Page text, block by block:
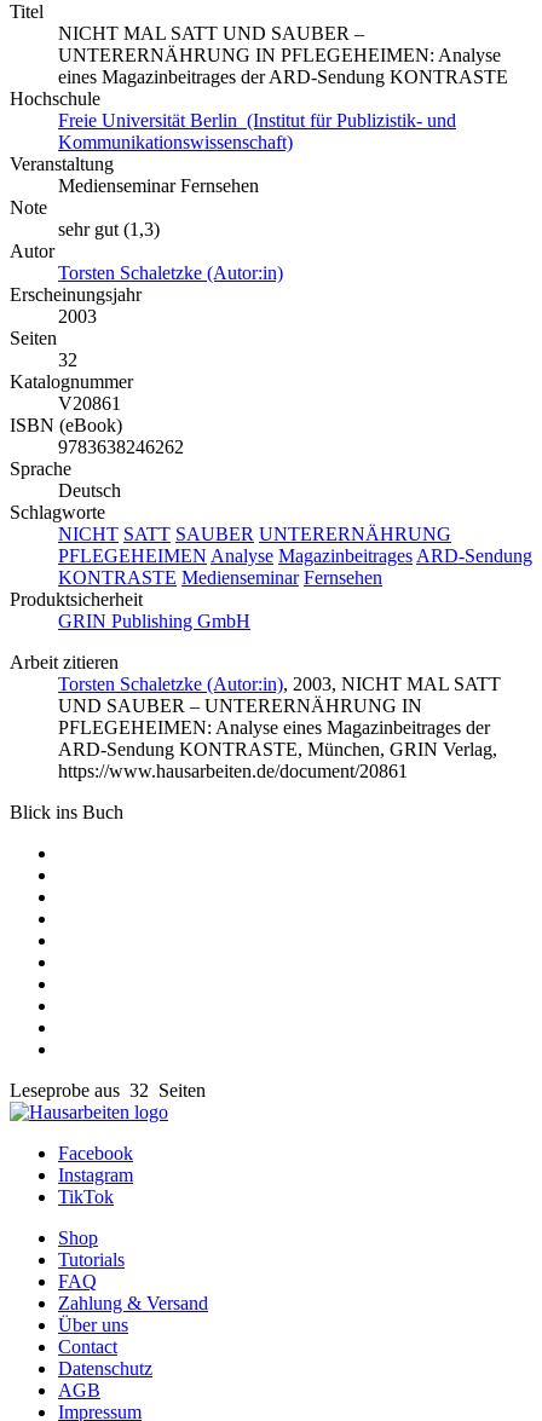
Titel
NICHT MAL SATT UND SAUBER –
UNTERERNÄHRUNG IN PFLEGEHEIMEN: Analyse
eines Magazinbeitrages der ARD-Sendung KONTRASTE
Hochschule
Freie Universität Berlin (Institut für Publizistik- und
Kommunikationswissenschaft)
Veranstaltung
Medienseminar Fernsehen
Note
sehr gut (1,3)
Autor
Torsten Schaletzke (Autor:in)
Erscheinungsjahr
2003
Seiten
32
Katalognummer
V20861
ISBN (eBook)
9783638246262
Sprache
Deutsch
Schlagworte
NICHT SATT SAUBER UNTERERNÄHRUNG
PFLEGEHEIMEN Analyse Magazinbeitrages ARD-Sendung
KONTRASTE Medienseminar Fernsehen
Produktsicherheit
GRIN Publishing GmbH
Arbeit zitieren
Torsten Schaletzke (Autor:in), 2003, NICHT MAL SATT
UND SAUBER – UNTERERNÄHRUNG IN
PFLEGEHEIMEN: Analyse eines Magazinbeitrages der
ARD-Sendung KONTRASTE, München, GRIN Verlag,
https://www.hausarbeiten.de/document/20861
Blick ins Buch
Leseprobe aus 32 Seiten
Facebook
Instagram
TikTok